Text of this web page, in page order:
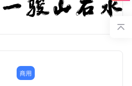
商用